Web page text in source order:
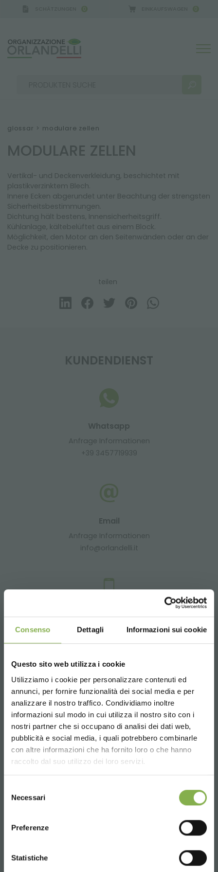
Consenso Dettagli Informazioni sui cookie
Questo sito web utilizza i cookie
Utilizziamo i cookie per personalizzare contenuti ed
annunci, per fornire funzionalità dei social media e per
analizzare il nostro traffico. Condividiamo inoltre
informazioni sul modo in cui utilizza il nostro sito con i
nostri partner che si occupano di analisi dei dati web,
pubblicità e social media, i quali potrebbero combinarle
con altre informazioni che ha fornito loro o che hanno
raccolto dal suo utilizzo dei loro servizi.
delNecessari
Preferenze
Statistiche
0 0
SUCHERGEBNISSE:
MEHR ERGEBNISSE FÜR SIE:
glossar > modulare zellen
MODULARE ZELLEN
Vertikal- und Deckenverkleidung, beschichtet mit
plastikverzinktem Blech.
Innere Ecken abgerundet unter Beachtung der strengsten
Sicherheitsbestimmungen.
Dichtung hält bestens, Innensicherheitsgriff.
Kühlanlage, kältebelüftet aus einem Block.
Möglichkeit, den Motor an den Seitenwänden oder an der
Decke zu positionieren.
teilen
Choose the country you are in and your
language for a better browsing experience
KUNDENDIENST
Whatsapp
Anfrage Informationen
+39 3457719939
Email
Anfrage Informationen
info@orlandelli.it
Telefon
Von Montag bis Freitag
08:30 - 13:00
+39 0376 960311
DIENSTLEISTUNGEN
TAUCHE EIN IN UNSERE
WELT!
Ein kleines Geschenk für dich...
5 % Rabattauf deine erste Bestellung *
2 % Rabatt immerauf tutti deine
zukünftigen Einkäufe *
ab einem Bestellwert
von 15.000 €
der Registrierung die Option Newsletter)